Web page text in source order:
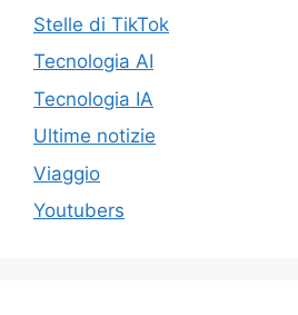
Stelle di TikTok
Tecnologia AI
Tecnologia IA
Ultime notizie
Viaggio
Youtubers